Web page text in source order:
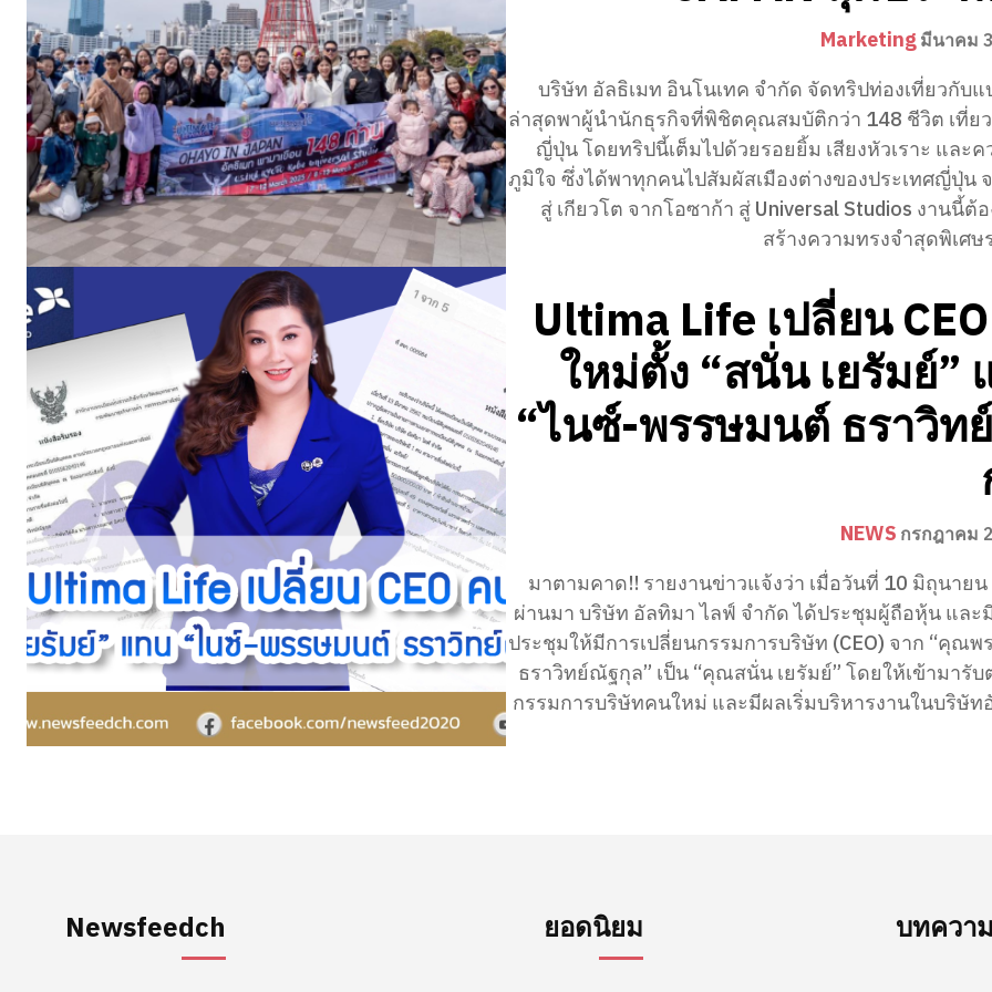
Marketingมีนาคม
บริษัท อัลธิเมท อินโนเทค จำกัด จัดทริปท่องเที่ยวกับ
ล่าสุดพาผู้นำนักธุรกิจที่พิชิตคุณสมบัติกว่า 148 ชีวิต เที่ย
ญี่ปุ่น โดยทริปนี้เต็มไปด้วยรอยยิ้ม เสียงหัวเราะ และ
ภูมิใจ ซึ่งได้พาทุกคนไปสัมผัสเมืองต่างของประเทศญี่ปุ่น
สู่ เกียวโต จากโอซาก้า สู่ Universal Studios งานนี้ต้
สร้างความทรงจำสุดพิเศษ
Ultima Life เปลี่ยน
ใหม่ตั้ง “สนั่น เยรัมย์”
“ไนซ์-พรรษมนต์ ธราวิท
NEWS กรกฎาคม
มาตามคาด!! รายงานข่าวแจ้งว่า เมื่อวันที่ 10 มิถุนาย
ผ่านมา บริษัท อัลทิมา ไลฟ์ จำกัด ได้ประชุมผู้ถือหุ้น แล
ประชุมให้มีการเปลี่ยนกรรมการบริษัท (CEO) จาก “คุณ
ธราวิทย์ณัฐกุล” เป็น “คุณสนั่น เยรัมย์” โดยให้เข้ามารั
กรรมการบริษัทคนใหม่ และมีผลเริ่มบริหารงานในบริษัท
Newsfeedch ยอดนิยม บทควา